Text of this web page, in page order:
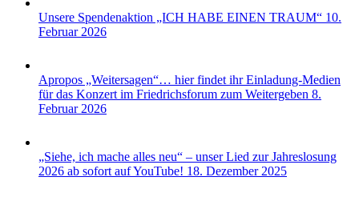
Unsere Spendenaktion „ICH HABE EINEN TRAUM“ 10.
Februar 2026
Apropos „Weitersagen“… hier findet ihr Einladung-Medien
für das Konzert im Friedrichsforum zum Weitergeben 8.
Februar 2026
„Siehe, ich mache alles neu“ – unser Lied zur Jahreslosung
2026 ab sofort auf YouTube! 18. Dezember 2025